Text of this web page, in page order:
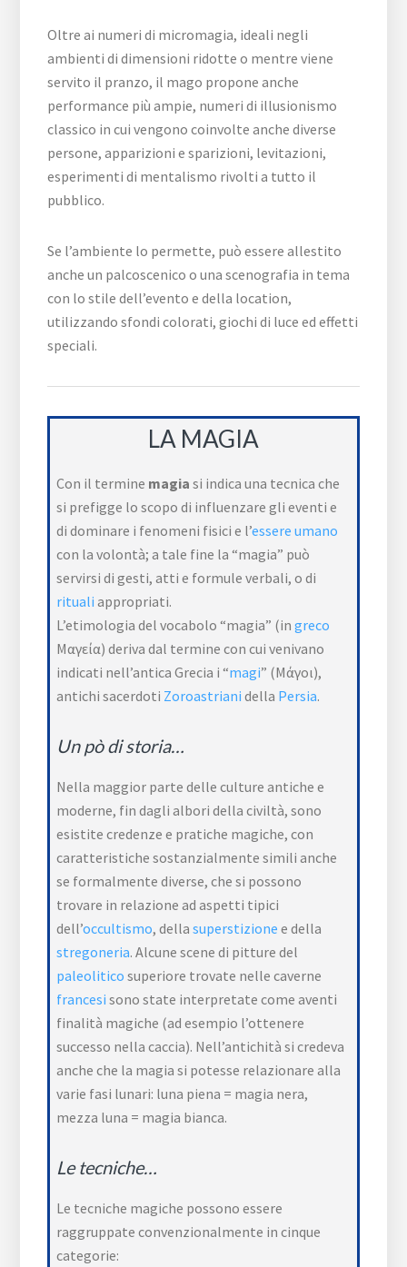
Oltre ai numeri di micromagia, ideali negli
ambienti di dimensioni ridotte o mentre viene
servito il pranzo, il mago propone anche
performance più ampie, numeri di illusionismo
classico in cui vengono coinvolte anche diverse
persone, apparizioni e sparizioni, levitazioni,
esperimenti di mentalismo rivolti a tutto il
pubblico.
Se l’ambiente lo permette, può essere allestito
anche un palcoscenico o una scenografia in tema
con lo stile dell’evento e della location,
utilizzando sfondi colorati, giochi di luce ed effetti
speciali.
LA MAGIA
Con il termine magia si indica una tecnica che
si prefigge lo scopo di influenzare gli eventi e
di dominare i fenomeni fisici e l’essere umano
con la volontà; a tale fine la “magia” può
servirsi di gesti, atti e formule verbali, o di
rituali appropriati.
L’etimologia del vocabolo “magia” (ingreco
Μαγεία) deriva dal termine con cui venivano
indicati nell’antica Grecia i “magi” (Μάγοι),
antichi sacerdoti Zoroastriani della Persia.
Un pò di storia…
Nella maggior parte delle culture antiche e
moderne, fin dagli albori della civiltà, sono
esistite credenze e pratiche magiche, con
caratteristiche sostanzialmente simili anche
se formalmente diverse, che si possono
trovare in relazione ad aspetti tipici
dell’occultismo, dellasuperstizione e della
stregoneria. Alcune scene di pitture del
paleolitico superiore trovate nelle caverne
francesi sono state interpretate come aventi
finalità magiche (ad esempio l’ottenere
successo nella caccia). Nell’antichità si credeva
anche che la magia si potesse relazionare alla
varie fasi lunari: luna piena = magia nera,
mezza luna = magia bianca.
Le tecniche…
Le tecniche magiche possono essere
raggruppate convenzionalmente in cinque
categorie: